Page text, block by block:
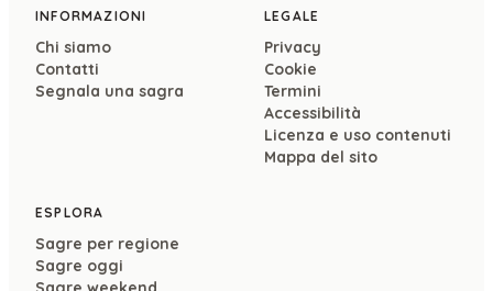
INFORMAZIONI
Chi siamo
Contatti
Segnala una sagra
LEGALE
Privacy
Cookie
Termini
Accessibilità
Licenza e uso contenuti
Mappa del sito
ESPLORA
Sagre per regione
Sagre oggi